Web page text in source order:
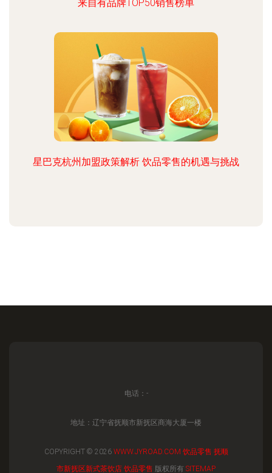
来自有品牌TOP50销售榜单
星巴克杭州加盟政策解析 饮品零售的机遇与挑战
电话：-
地址：辽宁省抚顺市新抚区商海大厦一楼
COPYRIGHT © 2026 WWW.JYROAD.COM 饮品零售 抚顺
市新抚区新式茶饮店 饮品零售 版权所有 SITEMAP